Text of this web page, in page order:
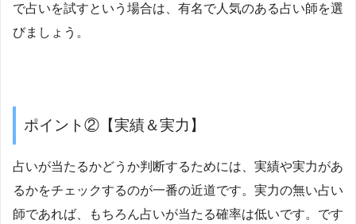
で占いを試すという場合は、有名で人気のある占い師を選
びましょう。
ポイント②【実績＆実力】
占いが当たるかどうか判断するためには、実績や実力があ
るかをチェックするのが一番の近道です。実力の無い占い
師であれば、もちろん占いが当たる確率は低いです。です